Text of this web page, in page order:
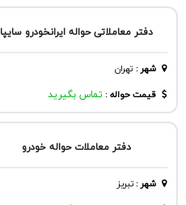
دفتر معاملاتی حواله ایرانخودرو سایپا
شهر: تهران
قیمت حواله : تماس بگیرید
دفتر معاملات حواله خودرو
شهر:تبريز